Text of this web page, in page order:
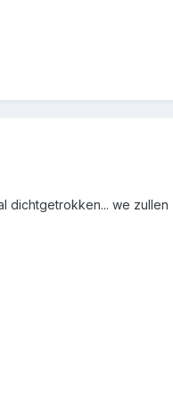
dichtgetrokken... we zullen